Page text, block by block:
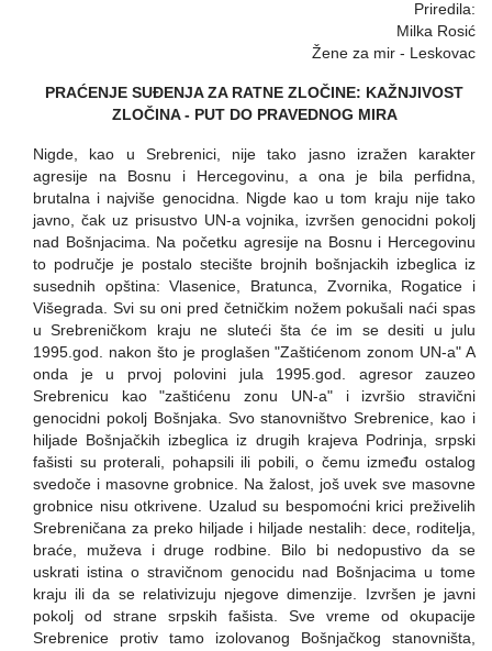
Priredila:
Milka Rosić
Žene za mir - Leskovac
PRAĆENJE SUĐENJA ZA RATNE ZLOČINE: KAŽNJIVOST
ZLOČINA - PUT DO PRAVEDNOG MIRA
Nigde, kao u Srebrenici, nije tako jasno izražen karakter
agresije na Bosnu i Hercegovinu, a ona je bila perfidna,
brutalna i najviše genocidna. Nigde kao u tom kraju nije tako
javno, čak uz prisustvo UN-a vojnika, izvršen genocidni pokolj
nad Bošnjacima. Na početku agresije na Bosnu i Hercegovinu
to područje je postalo stecište brojnih bošnjackih izbeglica iz
susednih opština: Vlasenice, Bratunca, Zvornika, Rogatice i
Višegrada. Svi su oni pred četničkim nožem pokušali naći spas
u Srebreničkom kraju ne sluteći šta će im se desiti u julu
1995.god. nakon što je proglašen "Zaštićenom zonom UN-a" A
onda je u prvoj polovini jula 1995.god. agresor zauzeo
Srebrenicu kao "zaštićenu zonu UN-a" i izvršio stravični
genocidni pokolj Bošnjaka. Svo stanovništvo Srebrenice, kao i
hiljade Bošnjačkih izbeglica iz drugih krajeva Podrinja, srpski
fašisti su proterali, pohapsili ili pobili, o čemu između ostalog
svedoče i masovne grobnice. Na žalost, još uvek sve masovne
grobnice nisu otkrivene. Uzalud su bespomoćni krici preživelih
Srebreničana za preko hiljade i hiljade nestalih: dece, roditelja,
braće, muževa i druge rodbine. Bilo bi nedopustivo da se
uskrati istina o stravičnom genocidu nad Bošnjacima u tome
kraju ili da se relativizuju njegove dimenzije. Izvršen je javni
pokolj od strane srpskih fašista. Sve vreme od okupacije
Srebrenice protiv tamo izolovanog Bošnjačkog stanovništa,